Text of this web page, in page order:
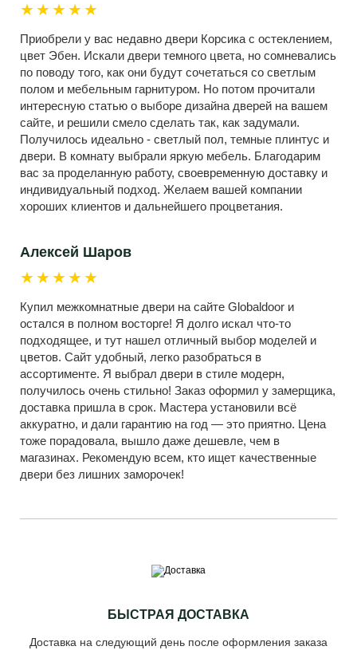
★★★★★
Приобрели у вас недавно двери Корсика с остеклением,
цвет Эбен. Искали двери темного цвета, но сомневались
по поводу того, как они будут сочетаться со светлым
полом и мебельным гарнитуром. Но потом прочитали
интересную статью о выборе дизайна дверей на вашем
сайте, и решили смело сделать так, как задумали.
Получилось идеально - светлый пол, темные плинтус и
двери. В комнату выбрали яркую мебель. Благодарим
вас за проделанную работу, своевременную доставку и
индивидуальный подход. Желаем вашей компании
хороших клиентов и дальнейшего процветания.
Алексей Шаров
★★★★★
Купил межкомнатные двери на сайте Globaldoor и
остался в полном восторге! Я долго искал что-то
подходящее, и тут нашел отличный выбор моделей и
цветов. Сайт удобный, легко разобраться в
ассортименте. Я выбрал двери в стиле модерн,
получилось очень стильно! Заказ оформил у замерщика,
доставка пришла в срок. Мастера установили всё
аккуратно, и дали гарантию на год — это приятно. Цена
тоже порадовала, вышло даже дешевле, чем в
магазинах. Рекомендую всем, кто ищет качественные
двери без лишних заморочек!
БЫСТРАЯ ДОСТАВКА
Доставка на следующий день после оформления заказа